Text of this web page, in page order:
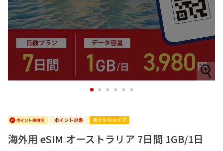
1 2 3 4 5 6
海外用 eSIM オーストラリア 7日間 1GB/1日